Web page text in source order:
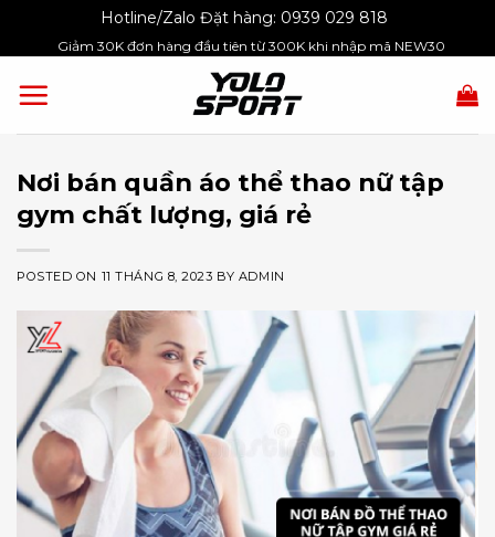
Hotline/Zalo Đặt hàng: 0939 029 818
Giảm 30K đơn hàng đầu tiên từ 300K khi nhập mã NEW30
Nơi bán quần áo thể thao nữ tập
gym chất lượng, giá rẻ
POSTED ON 11 THÁNG 8, 2023 BY ADMIN